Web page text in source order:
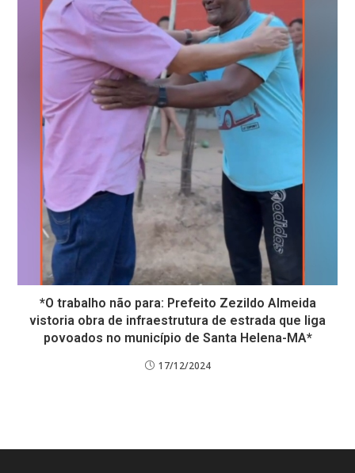
*O trabalho não para: Prefeito Zezildo Almeida
vistoria obra de infraestrutura de estrada que liga
povoados no município de Santa Helena-MA*
17/12/2024